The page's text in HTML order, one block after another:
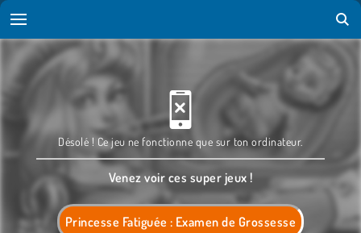
Princesse Fatiguée : Examen de Grossesse
Désolé ! Ce jeu ne fonctionne que sur ton ordinateur.
Venez voir ces super jeux !